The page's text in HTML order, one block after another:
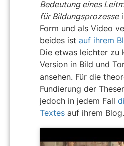
Bedeutung eines
für Bildungsprozesse
Form und als Video
beides ist auf ihrem
Die etwas leichter zu
Version in Bild und
ansehen. Für die
Fundierung der
jedoch in jedem Fall
Textes auf ihrem Blog.